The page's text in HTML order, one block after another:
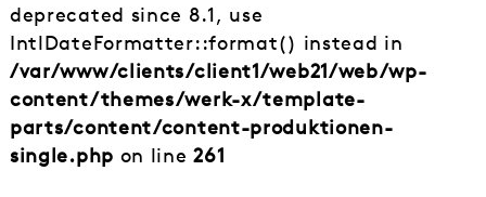
deprecated since 8.1, use
IntlDateFormatter::format() instead in
/var/www/clients/client1/web21/web/wp-
content/themes/werk-x/template-
parts/content/content-produktionen-
single.php on line261